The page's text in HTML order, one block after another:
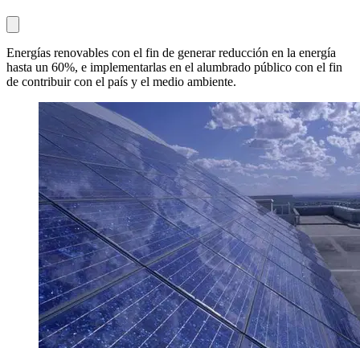
Energías renovables con el fin de generar reducción en la energía
hasta un 60%, e implementarlas en el alumbrado público con el fin
de contribuir con el país y el medio ambiente.